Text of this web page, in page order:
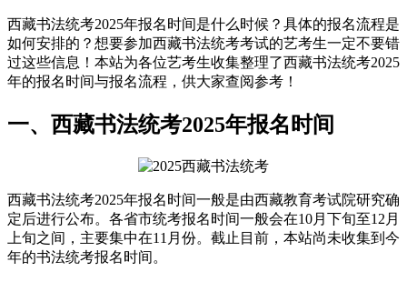
西藏书法统考2025年报名时间是什么时候？具体的报名流程是
如何安排的？想要参加西藏书法统考考试的艺考生一定不要错
过这些信息！本站为各位艺考生收集整理了西藏书法统考2025
年的报名时间与报名流程，供大家查阅参考！
一、西藏书法统考2025年报名时间
西藏书法统考2025年报名时间一般是由西藏教育考试院研究确
定后进行公布。各省市统考报名时间一般会在10月下旬至12月
上旬之间，主要集中在11月份。截止目前，本站尚未收集到今
年的书法统考报名时间。